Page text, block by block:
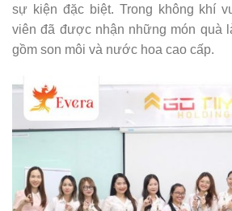
sự kiện đặc biệt. Trong không khí
viên đã được nhận những món quà
gồm son môi và nước hoa cao cấp.